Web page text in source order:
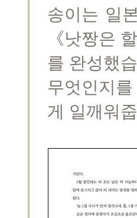
송이는 일
《낫짱은
를 완성했
무엇인지
게 일깨워